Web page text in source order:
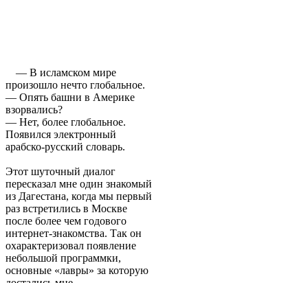
— В исламском мире
произошло нечто глобальное.
— Опять башни в Америке
взорвались?
— Нет, более глобальное.
Появился электронный
арабско-русский словарь.
Этот шуточный диалог
пересказал мне один знакомый
из Дагестана, когда мы первый
раз встретились в Москве
после более чем годового
интернет-знакомства. Так он
охарактеризовал появление
небольшой программки,
основные «лавры» за которую